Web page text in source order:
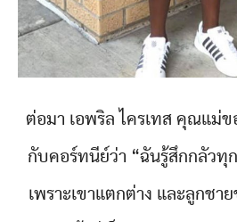
ต่อมา เอพริล ไครเทส คุณแม่ข
กับคอร์ทนีย์ว่า “ฉันรู้สึกกลัวทุก
เพราะเขาแตกต่าง และลูกชา